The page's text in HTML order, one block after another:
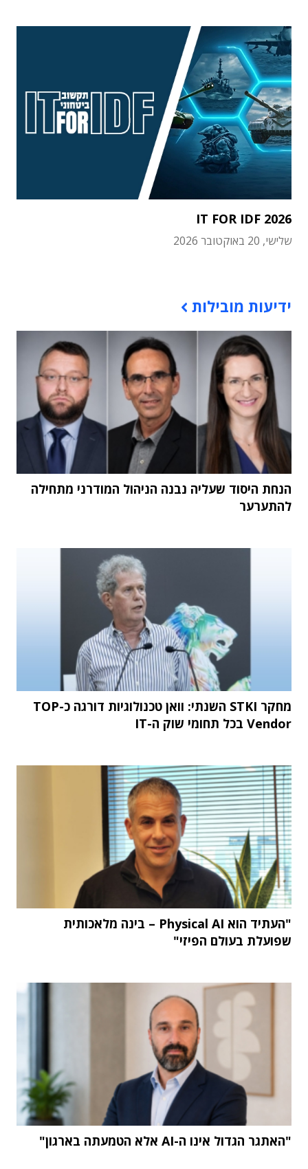
IT FOR IDF 2026
שלישי, 20 באוקטובר 2026
ידיעות מובילות
הנחת היסוד שעליה נבנה הניהול המודרני מתחילה
להתערער
מחקר STKI השנתי: וואן טכנולוגיות דורגה כ-TOP
Vendor בכל תחומי שוק ה-IT
"העתיד הוא Physical AI – בינה מלאכותית
שפועלת בעולם הפיזי"
"האתגר הגדול אינו ה-AI אלא הטמעתה בארגון"